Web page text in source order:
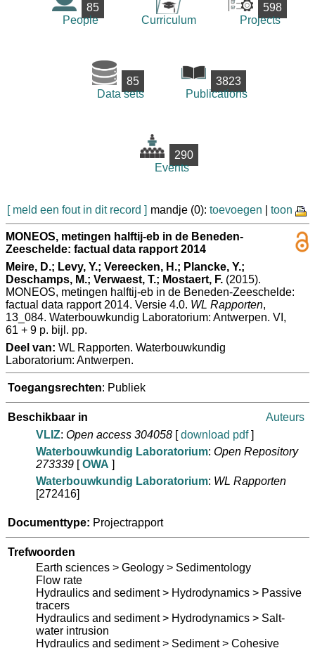
85
People
Curriculum
598
Projects
85
Data sets
3823
Publications
290
Events
[ meld een fout in dit record ] mandje (0): toevoegen toon
MONEOS, metingen halftij-eb in de Beneden-
Zeeschelde: factual data rapport 2014
Meire, D.; Levy, Y.; Vereecken, H.; Plancke, Y.;
Deschamps, M.; Verwaest, T.; Mostaert, F. (2015).
MONEOS, metingen halftij-eb in de Beneden-Zeeschelde:
factual data rapport 2014. Versie 4.0. WL Rapporten,
13_084. Waterbouwkundig Laboratorium: Antwerpen. VI,
61 + 9 p. bijl. pp.
Deel van: WL Rapporten. Waterbouwkundig
Laboratorium: Antwerpen.
Toegangsrechten: Publiek
Beschikbaar in
Auteurs
VLIZ: Open access 304058 [download pdf]
Waterbouwkundig Laboratorium: Open Repository
273339 [OWA ]
Waterbouwkundig Laboratorium: WL Rapporten
[272416]
Documenttype: Projectrapport
Trefwoorden
Earth sciences > Geology > Sedimentology
Flow rate
Hydraulics and sediment > Hydrodynamics > Passive
tracers
Hydraulics and sediment > Hydrodynamics > Salt-
water intrusion
Hydraulics and sediment > Sediment > Cohesive